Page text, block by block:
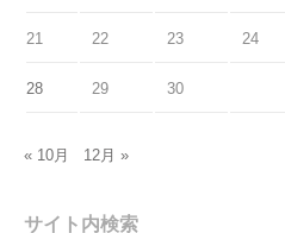
21 22 23 24
28 29 30
« 10月 12月 »
サイト内検索